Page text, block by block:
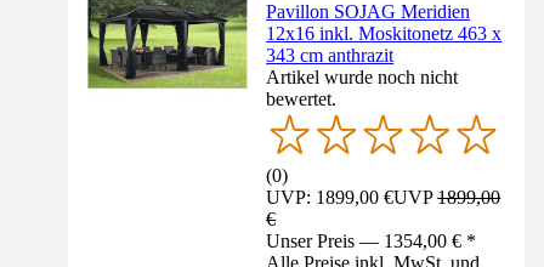
Pavillon SOJAG Meridien
12x16 inkl. Moskitonetz 463 x
343 cm anthrazit
Artikel wurde noch nicht
bewertet.
(0)
UVP: 1899,00 €UVP1899,00
€
Unser Preis — 1354,00 € *
Alle Preise inkl. MwSt. und